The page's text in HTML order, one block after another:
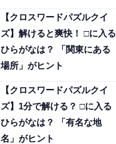
【クロスワードパズルクイ
ズ】解けると爽快！ □に入る
ひらがなは？ 「関東にある
場所」がヒント
【クロスワードパズルクイ
ズ】1分で解ける？ □に入る
ひらがなは？ 「有名な地
名」がヒント